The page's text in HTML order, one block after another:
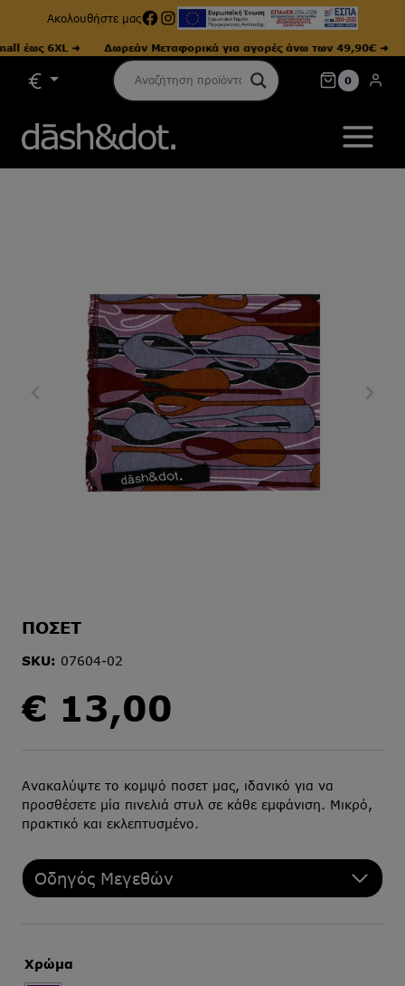
Ακολουθήστε μαςFacebook
Instagram
6XL ➜ Δωρεάν Μεταφορικά για αγορές άνω των 49,90€ ➜
0
ΠΟΣΕΤ
SKU: 07604-02
€ 13,00
Ανακαλύψτε το κομψό ποσετ μας, ιδανικό για να
προσθέσετε μία πινελιά στυλ σε κάθε εμφάνιση. Μικρό,
πρακτικό και εκλεπτυσμένο.
Οδηγός Μεγεθών
Χρώμα